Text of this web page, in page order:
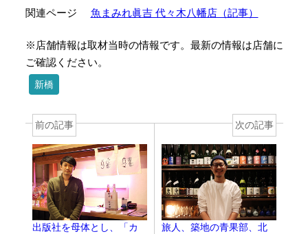
関連ページ
魚まみれ眞吉 代々木八幡店（記事）
※店舗情報は取材当時の情報です。最新の情報は店舗に
ご確認ください。
新橋
前の記事
出版社を母体とし、「カ
次の記事
旅人、築地の青果部、北